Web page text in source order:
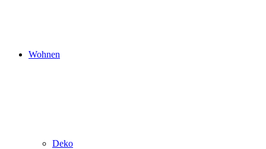
Wohnen
Deko